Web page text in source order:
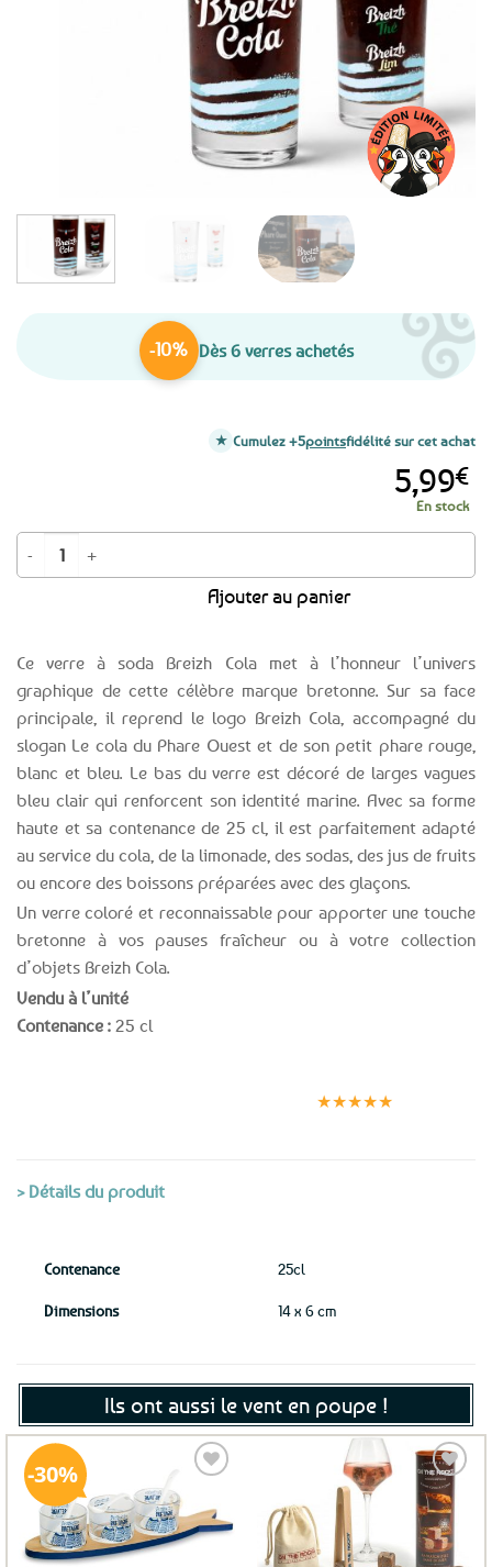
favoris
Ce verre à soda Breizh Cola met à l’honneur l’univers
graphique de cette célèbre marque bretonne. Sur sa face
principale, il reprend le logo Breizh Cola, accompagné du
slogan Le cola du Phare Ouest et de son petit phare rouge,
blanc et bleu. Le bas du verre est décoré de larges vagues
bleu clair qui renforcent son identité marine. Avec sa forme
haute et sa contenance de 25 cl, il est parfaitement adapté
au service du cola, de la limonade, des sodas, des jus de fruits
ou encore des boissons préparées avec des glaçons.
Un verre coloré et reconnaissable pour apporter une touche
bretonne à vos pauses fraîcheur ou à votre collection
d’objets Breizh Cola.
Vendu à l’unité
Contenance : 25 cl
5,99€
-10% Dès 6 verres achetés
En stock
quantité de Verre à soda Breizh Cola | Nouveau décor
Ajouter au panier
Cumulez +5pointsfidélité sur cet achat
★★★★★
> Détails du produit
Contenance 25cl
Dimensions 14 x 6 cm
Ils ont aussi le vent en poupe !
30%
Ajouter
aux
Ajouter
aux
favoris